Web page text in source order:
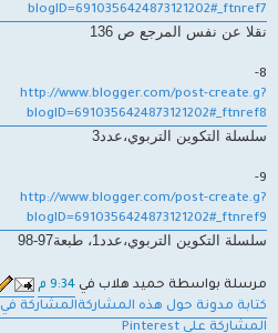
blogID=6910356424873121202#_ftnref7
نقلا عن نفس المرجع ص 136
8-
http://www.blogger.com/post-create.g?
blogID=6910356424873121202#_ftnref8
سلسلة التكوين التربوي،عدد3
9-
http://www.blogger.com/post-create.g?
blogID=6910356424873121202#_ftnref9
سلسلة التكوين التربوي،عدد1، طبعة97-98
مرسلة بواسطة حميد هلاب في 9:34 م
كتابة مدونة حول هذه المشاركة‏المشاركة في Twitter
‏المشاركة على Pinterest